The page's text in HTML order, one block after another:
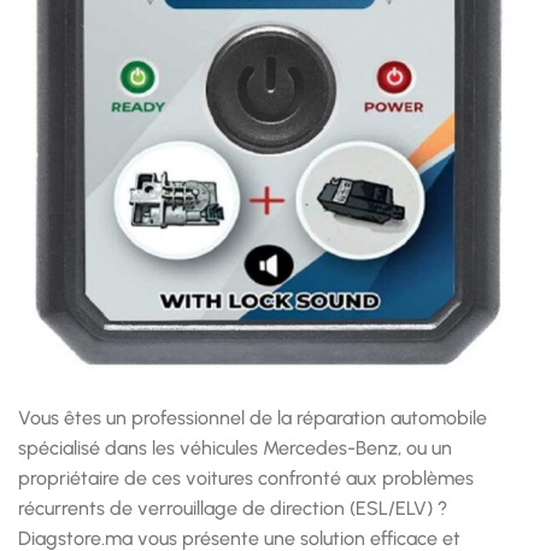
Vous êtes un professionnel de la réparation automobile
spécialisé dans les véhicules Mercedes-Benz, ou un
propriétaire de ces voitures confronté aux problèmes
récurrents de verrouillage de direction (ESL/ELV) ?
Diagstore.ma vous présente une solution efficace et